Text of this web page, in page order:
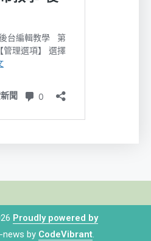
Proudly powered by
news by CodeVibrant.